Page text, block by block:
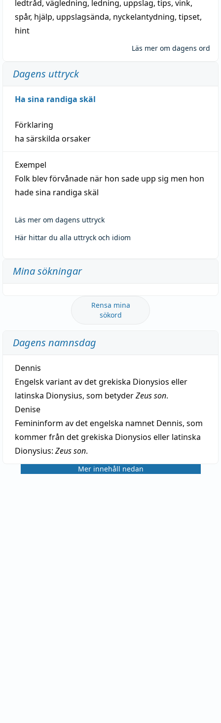
ledtråd, vägledning, ledning, uppslag, tips, vink,
spår, hjälp, uppslagsända, nyckelantydning, tipset,
hint
Läs mer om dagens ord
Dagens uttryck
Ha sina randiga skäl
Förklaring
ha särskilda orsaker
Exempel
Folk blev förvånade när hon sade upp sig men hon
hade sina randiga skäl
Läs mer om dagens uttryck
Här hittar du alla uttryck och idiom
Mina sökningar
Rensa mina
sökord
Dagens namnsdag
Dennis
Engelsk variant av det grekiska Dionysios eller
latinska Dionysius, som betyderZeus son.
Denise
Femininform av det engelska namnet Dennis, som
kommer från det grekiska Dionysios eller latinska
Dionysius: Zeus son.
Mer innehåll nedan